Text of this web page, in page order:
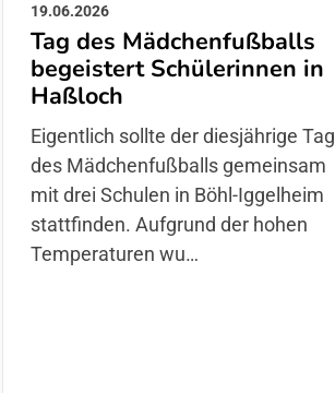
19.06.2026
Tag des Mädchenfußballs
begeistert Schülerinnen in
Haßloch
Eigentlich sollte der diesjährige Tag
des Mädchenfußballs gemeinsam
mit drei Schulen in Böhl-Iggelheim
stattfinden. Aufgrund der hohen
Temperaturen wu…